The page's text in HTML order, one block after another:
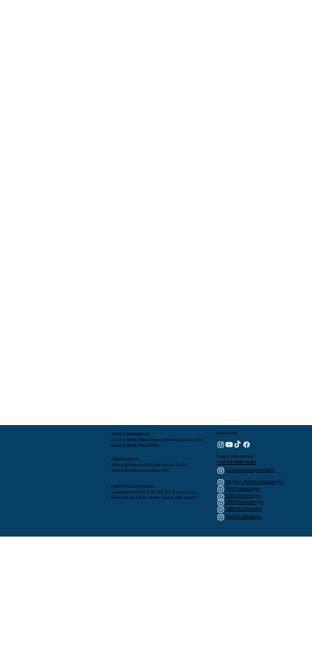
KAMPUS RAWAMANGUN
Jl. Sunan Giri No.1 Rawamangun, Rawamangun, Kec. Pulo
Gadung, Jakarta Timur 13220
KAMPUS BEKASI
Jl. Raya Jati Makmur No.10, Jatimakmur, Kec. Pd.
Gede, Kota Bekasi, Jawa Barat 17413
KAMPUS KEBAYORAN BARU
JL. Bujana Dalam, NO. 48, RT. 009, RW. 01, Gunung, Kec.
Kebayoran Baru, Kota Jakarta Selatan, D.K.I. Jakarta
Kontak Kami
Telepon/WhatsApp
+62 817-0337-1952
RA Sakinah (Kebayoran Baru)
Playgroup Sakinah (Rawamangun)
TKIA 13 Rawamangun
SDIA 13 Rawamangun
SMPIA 12 Rawamangun
SMPIA 55 Jatimakmur
SMAIA 33 Jatimakmur